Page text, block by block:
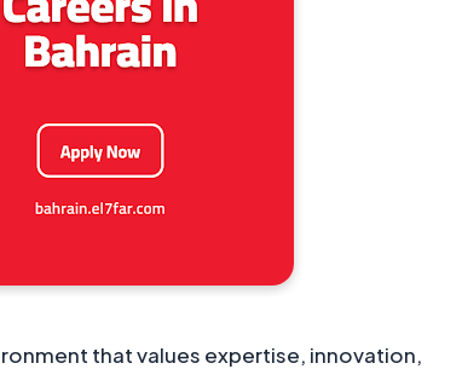
that values expertise, innovation,